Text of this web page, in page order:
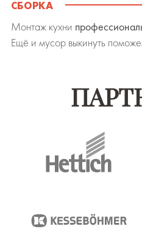
СБОРКА
Монтаж кухни
Ещё и мусор выкинуть